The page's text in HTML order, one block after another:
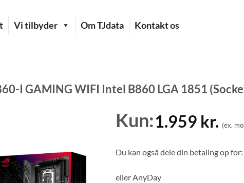
Vi tilbyder Om TJdata Kontakt os
I GAMING WIFI Intel B860 LGA 1851
Kun:1.959 kr. (ex.
Du kan også dele din betaling op for:
ellerAnyDay